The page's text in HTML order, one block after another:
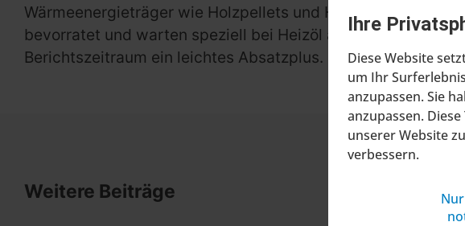
Ihre
Diese Website
um Ihr
anzupassen. Sie
anzupassen.
unserer Website
verbessern.
Wärmeenergieträger wie Holzpellets und Heizöl wurden
bevorratet und warten speziell bei Heizöl auf weiter
Berichtszeitraum ein leichtes Absatzplus.
Weitere Beiträge